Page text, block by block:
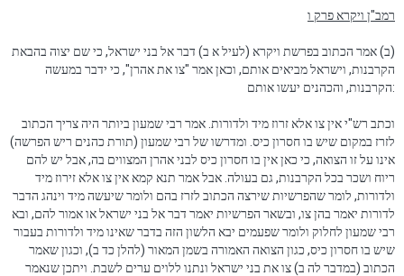
רמב"ן ויקרא פרק ו
(ב) אמר הכתוב בפרשת ויקרא (לעיל א ב) דבר אל בני ישראל, כי שם יצוה בהבאת
הקרבנות, וישראל מביאים אותם, וכאן אמר "צו את אהרן", כי ידבר במעשה
הקרבנות, והכהנים יעשו אותם:
וכתב רש"י אין צו אלא זרוז מיד ולדורות. אמר רבי שמעון ביותר היה צריך הכתוב
לזרז במקום שיש בו חסרון כיס. ומדרשו של רבי שמעון (תורת כהנים ריש הפרשה)
אינו על זו הצואה, כי כאן אין בו חסרון כיס לבני אהרן המצווים בה, אבל יש להם
ריוח ושכר בכל הקרבנות, גם בעולה. אבל אמר תנא קמא אין צו אלא זירוז מיד
ולדורות, לומר שהפרשיות שירצה הכתוב לזרז בהם ולומר שיעשה מיד וינהג הדבר
לדורות יאמר בהן צו, ובשאר הפרשיות יאמר דבר אל בני ישראל או אמור להם, ובא
רבי שמעון לחלוק ולומר שפעמים יבא הלשון הזה בדבר שאינו מיד ולדורות בעבור
שיש בו חסרון כיס, כגון הצואה האמורה בשמן המאור (להלן כד ב), וכגון שאמר
הכתוב (במדבר לה ב) צו את בני ישראל ונתנו ללוים ערים לשבת. ויתכן שנאמר